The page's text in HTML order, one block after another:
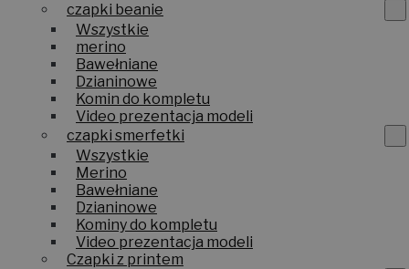
czapki beanie
Wszystkie
merino
Bawełniane
Dzianinowe
Komin do kompletu
Video prezentacja modeli
czapki smerfetki
Wszystkie
Merino
Bawełniane
Dzianinowe
Kominy do kompletu
Video prezentacja modeli
Czapki z printem